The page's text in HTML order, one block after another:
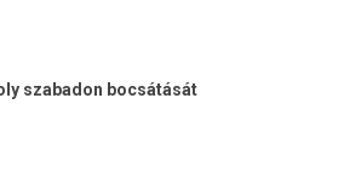
szabadon bocsátását